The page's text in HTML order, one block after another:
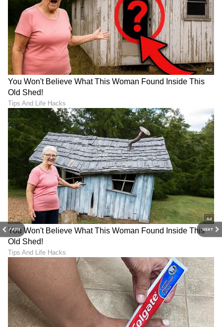
PREV NEXT
ಬಿದ್ದಿದ್ದಾನೆ. ತಮಗೆಲ್ಲಾ ತೊಂದರೆ ನೀಡಿದ ಜೈದೇವ್‌ನಿಗೆ ಶಿಕ್ಷೆ
ಕೊಡಬೇಕೆಂದು ಪೊಲೀಸ್ ಠಾಣೆಗೆ ತೆರಳಿ ಕೆಡಿಯ ಮಾಹಿತಿ
ಪಡೆದುಕೊಂಡಿದ್ದಾನೆ. ಹಾಗೆಯೇ ಜೈದೇವ್‌ಗೆ ಜಾಮೀನು ಸಿಕ್ಕರೆ
ಮಾಹಿತಿ ನೀಡುವಂತೆ ಅಲ್ಲಿಯ ಪೊಲೀಸ್ ಅಧಿಕಾರಿಗೆ ಕೈಬಿಸಿ
ಮಾಡಿ ಬಂದಿದ್ದಾನೆ. ಜೈದೇವ್‌ಗೆ ಬೇಲ್ ಕೊಡಿಸಿರೋದು
ಶಕುಂತಲಾ ಎಂಬುವುದು ಜೀವ ಕಂಡು ಹಿಡಿಯುತ್ತಾನಾ
ಎಂಬುವುದು ಮುಂದಿನ ದಿನಗಳಲ್ಲಿ ತಿಳಿಯಲಿದೆ.
ಇದನ್ನೂ ಓದಿ:Veena Nagda: 7 ರೂಪಾಯಿಗೆ ಮೆಹೆಂದಿ
ಹಾಕ್ತಿದ್ದ ಹುಡುಗಿ, ಇಂದು ಬಾಲಿವುಡ್ ಸ್ಟಾರ್‌ಗಳೇ
ಕಾಯ್ತಾರೆ!
LATEST VIDEOS